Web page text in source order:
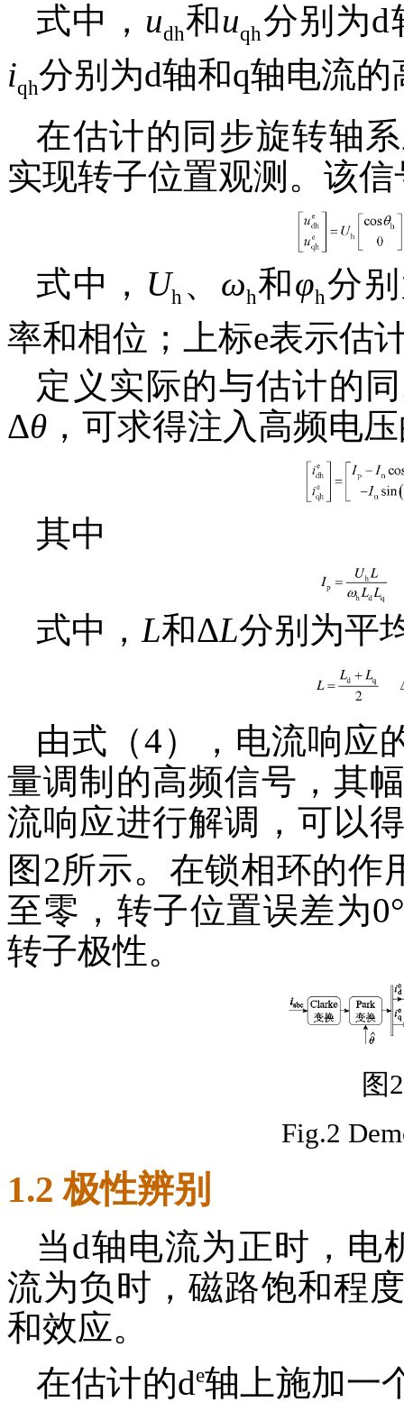
式中， udh和uqh分别为d
iqh分别为d轴和q轴电流的
在估计的同步旋转轴
实现转子位置观测。该
式中， Uh 、 ωh和φh分
率和相位；上标e表示估
定义实际的与估计的
Δθ ，可求得注入高频电
其中
式中， L和ΔL分别为平
由式（4），电流响应
量调制的高频信号，其
流响应进行解调，可以
图2所示。在锁相环的作
至零，转子位置误差为
转子极性。
图
Fig.2
1.2 极性辨别
当d轴电流为正时，电
流为负时，磁路饱和程
和效应。
在估计的de轴上施加一